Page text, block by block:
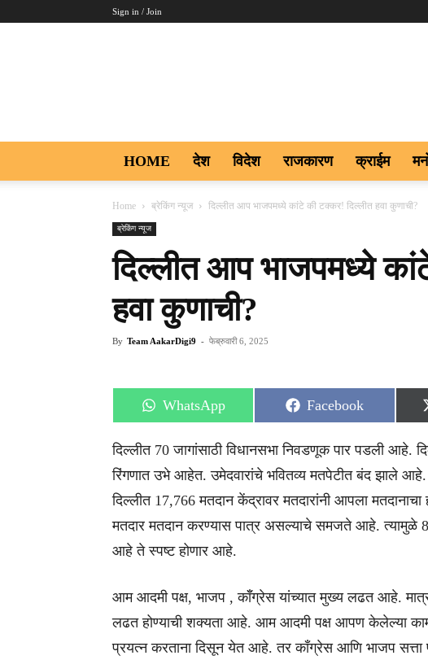
Sign in / Join
HOME देश विदेश राजकारण क्राईम
Home ब्रेकिंग न्यूज दिल्लीत आप भाजपमध्ये कांटे की टक्कर! दिल्लीत हवा कुणाची?
ब्रेकिंग न्यूज
दिल्लीत आप भाजपमध्ये
हवा कुणाची?
By Team AakarDigi9 - फेब्रुवारी 6, 2025
Share
on
WhatsApp
Share
on
Facebook
दिल्लीत 70 जागांसाठी विधानसभा निवडणूक पार पडली आहे.
रिंगणात उभे आहेत. उमेदवारांचे भवितव्य मतपेटीत बंद झाले आहे.
दिल्लीत 17,766 मतदान केंद्रावर मतदारांनी आपला
मतदार मतदान करण्यास पात्र असल्याचे समजते आहे. त्यामुळे 8
आहे ते स्पष्ट होणार आहे.
आम आदमी पक्ष, भाजप , कॉँग्रेस यांच्यात मुख्य लढत आहे.
लढत होण्याची शक्यता आहे. आम आदमी पक्ष आपण केलेल्या
प्रयत्न करताना दिसून येत आहे. तर काँग्रेस आणि भाजप सत्ता